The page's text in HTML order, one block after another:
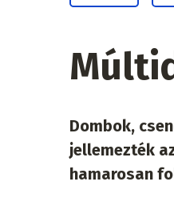
Dombok,
jellemezték
hamarosan